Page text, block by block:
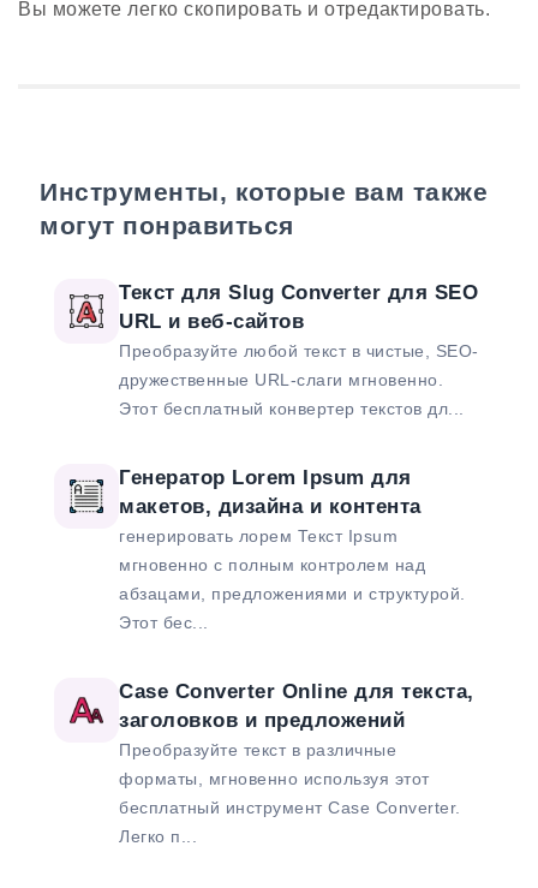
Вы можете легко скопировать и отредактировать.
Инструменты, которые вам также
могут понравиться
Текст для Slug Converter для SEO
URL и веб-сайтов
Преобразуйте любой текст в чистые, SEO-
дружественные URL-слаги мгновенно.
Этот бесплатный конвертер текстов дл...
Генератор Lorem Ipsum для
макетов, дизайна и контента
генерировать лорем Текст Ipsum
мгновенно с полным контролем над
абзацами, предложениями и структурой.
Этот бес...
Case Converter Online для текста,
заголовков и предложений
Преобразуйте текст в различные
форматы, мгновенно используя этот
бесплатный инструмент Case Converter.
Легко п...